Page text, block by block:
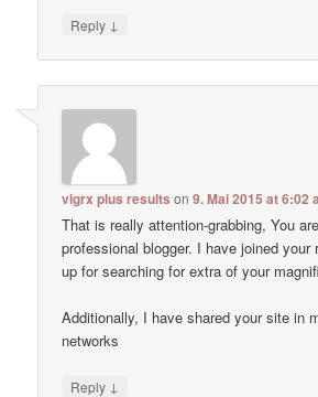
Reply ↓
vigrx plus results on9. Mai 2015 at 6:02
That is really attention-grabbing, You
professional blogger. I have joined your
up for searching for extra of your
Additionally, I have shared your site in
networks
Reply ↓